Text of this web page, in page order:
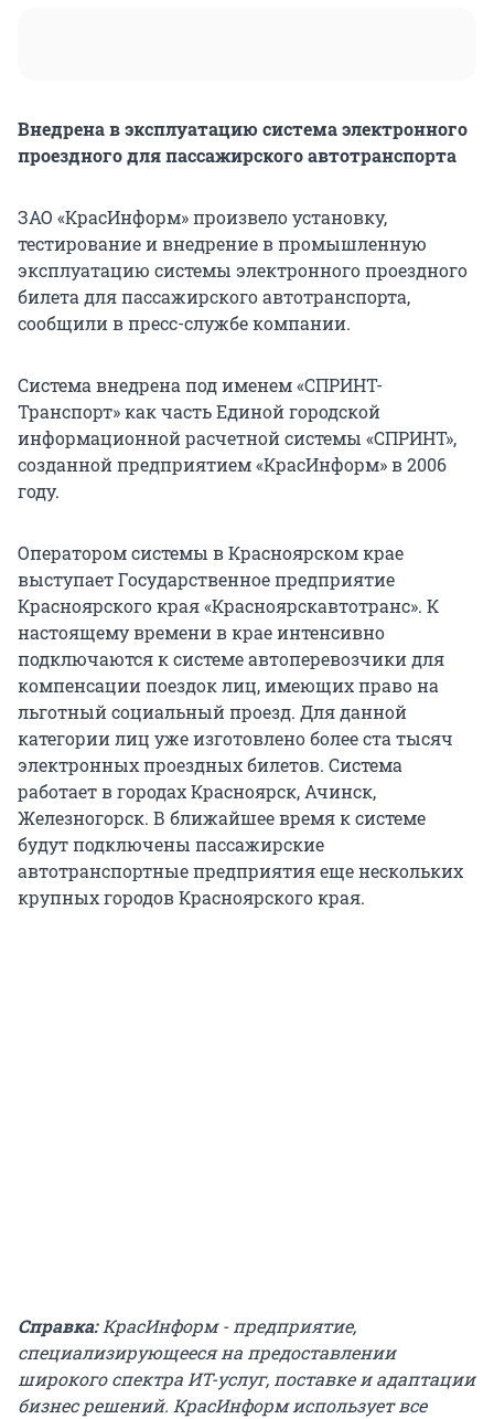
Внедрена в эксплуатацию система электронного
проездного для пассажирского автотранспорта
ЗАО «КрасИнформ» произвело установку,
тестирование и внедрение в промышленную
эксплуатацию системы электронного проездного
билета для пассажирского автотранспорта,
сообщили в пресс-службе компании.
Система внедрена под именем «СПРИНТ-
Транспорт» как часть Единой городской
информационной расчетной системы «СПРИНТ»,
созданной предприятием «КрасИнформ» в 2006
году.
Оператором системы в Красноярском крае
выступает Государственное предприятие
Красноярского края «Красноярскавтотранс». К
настоящему времени в крае интенсивно
подключаются к системе автоперевозчики для
компенсации поездок лиц, имеющих право на
льготный социальный проезд. Для данной
категории лиц уже изготовлено более ста тысяч
электронных проездных билетов. Система
работает в городах Красноярск, Ачинск,
Железногорск. В ближайшее время к системе
будут подключены пассажирские
автотранспортные предприятия еще нескольких
крупных городов Красноярского края.
Справка: КрасИнформ - предприятие,
специализирующееся на предоставлении
широкого спектра ИТ-услуг, поставке и адаптации
бизнес решений. КрасИнформ использует все